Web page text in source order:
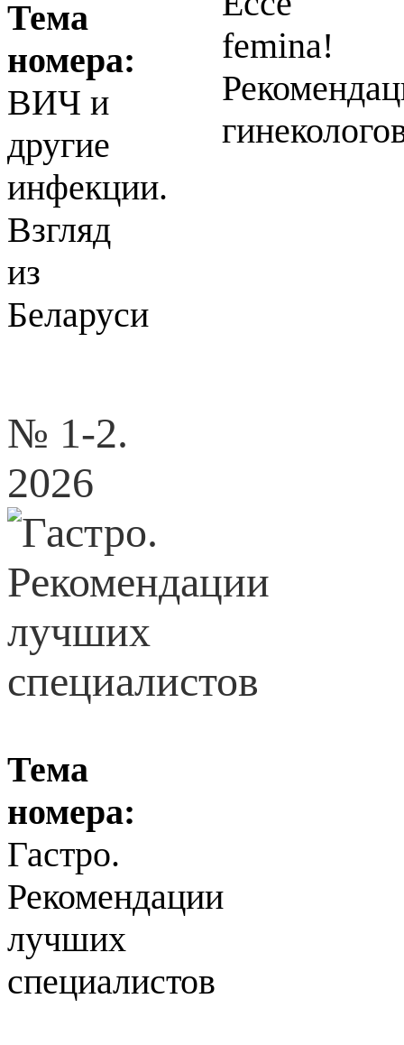
Тема
номера:
ВИЧ и
другие
инфекции.
Взгляд
из
Беларуси
femina!
№ 1-2.
2026
Тема
номера:
Гастро.
Рекомендации
лучших
специалистов